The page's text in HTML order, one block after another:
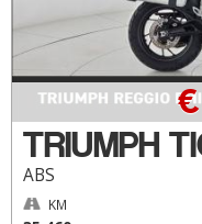
TRIUMPH
ABS
KM